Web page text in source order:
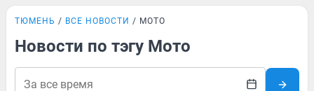
ТЮМЕНЬ ВСЕ НОВОСТИ МОТО
Новости по тэгу Мото